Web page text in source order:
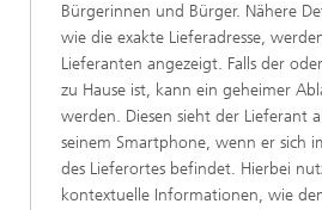
Bürgerinnen und Bürger. Nähere
wie die exakte Lieferadresse,
Lieferanten angezeigt. Falls der
zu Hause ist, kann ein geheimer
werden. Diesen sieht der Lieferant
seinem Smartphone, wenn er sich
des Lieferortes befindet. Hierbei
kontextuelle Informationen, wie